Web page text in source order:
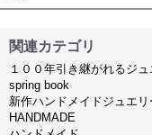
関連カテゴリ
１００年引き継がれるジ
spring book
新作ハンドメイドジュエリ
HANDMADE